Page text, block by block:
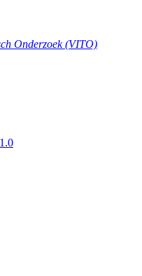
Onderzoek (VITO)